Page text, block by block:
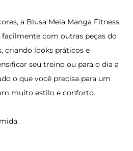
a Blusa Meia Manga Fitness
com outras peças do
criando looks práticos e
seu treino ou para o dia a
o que você precisa para um
muito estilo e conforto.